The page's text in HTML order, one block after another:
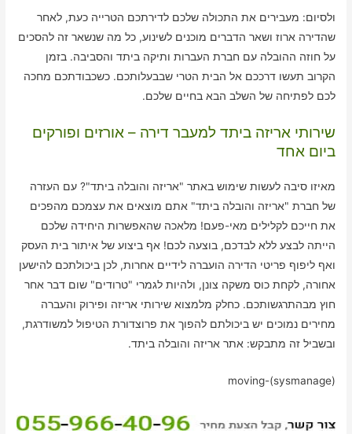
ולסיום: מעבירים את התכולה שלכם לדירתכם הטרייה כעת, לאחר
שהדירה ארוז ושאר הדברים מוכנים לשינוע, כל מה שנשאר זה להסכים
על חוזה ההובלה עם חברת העברות ותיקה ביתד והסביבה. בזמן
הקרוב תעשו דרככם אל הבית הטרי שבבעלותכם. כשכבודתכם מחכה
לכם לפתיחה של השלב הבא בחיים שלכם.
שירותי אריזה ביתד למעבר דירה – אורזים ופורקים
ביום אחד
מאיזו סיבה לעשות שימוש באתר "אריזה והובלה ביתד"? עם העזרה
של חברת "אריזה והובלה ביתד" אתם מוצאים את עצמכם מהפכים
את חייכם לקלילים מאי-פעם! מלאכה שהאפשרות היחידה שלכם
הייתה לבצע ללא לבדכם, בוצעה לכם! אף ביצוע של איתור בית העסק
ואף ליפוף פריטי הדירה הועברה לידיים אחרות, לכן ביכולתכם להישען
אחורה, לקחת כוס משקה צונן, ולהיות לגמרי "טרודים" שום דבר אחר
חוץ מבהתרגשותכם. כחלק מלמצוא שירותי אריזה ופירוק והעברה
מחירים נמוכים יש ביכולתם להפוך את פרוצדורת הטיפול למשודרגת,
ובשביל זה מתבקש: אתר אריזה והובלה ביתד.
moving-(sysmanage)